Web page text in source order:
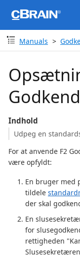
Manuals
Indhold
Udpeg en
For at anvende F2
være opfyldt:
En bruger med
tildele
der skal
En
for
rettigheden